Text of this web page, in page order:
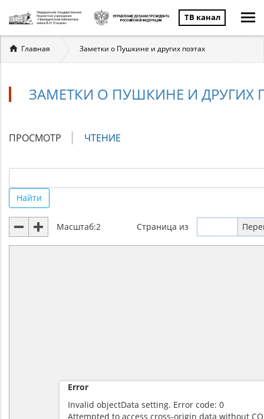
ТВ канал
Вы
здесь
Главная Заметки о Пушкине и других поэтах
ЗАМЕТКИ О ПУШКИНЕ И ДРУГИХ
Главные
ПРОСМОТР ЧТЕНИЕ
Найти
Масштаб:2 Страница из
Error
Invalid objectData setting. Error code: 0
Attempted to access cross-origin data without